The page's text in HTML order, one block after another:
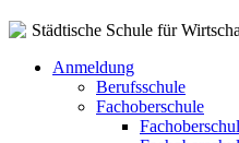
Städtische Schule für
Anmeldung
Berufsschule
Fachoberschule